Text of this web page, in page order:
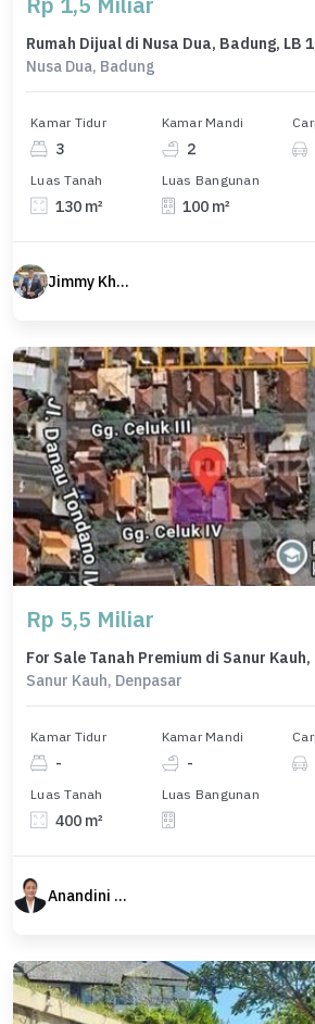
Nusa Dua, Badung
Kamar Tidur
3
Kamar Mandi
2
Luas Tanah
130 m²
Luas Bangunan
100 m²
Jimmy Khuang
Rp 5,5 Miliar
For Sale Tanah Premium di Sanur Kauh,
Sanur Kauh, Denpasar
Kamar Tidur
-
Kamar Mandi
-
Luas Tanah
400 m²
Luas Bangunan
Anandini Property